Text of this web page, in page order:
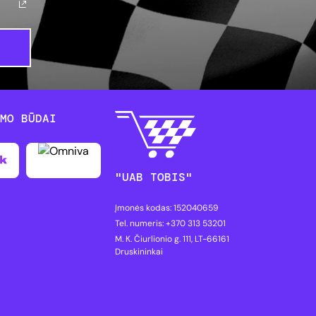
BŪDAI
"UAB TOBIS"
Įmonės kodas: 152040659
Tel. numeris: +370 313 53201
M. K. Čiurlionio g. 111, LT-66161
Druskininkai